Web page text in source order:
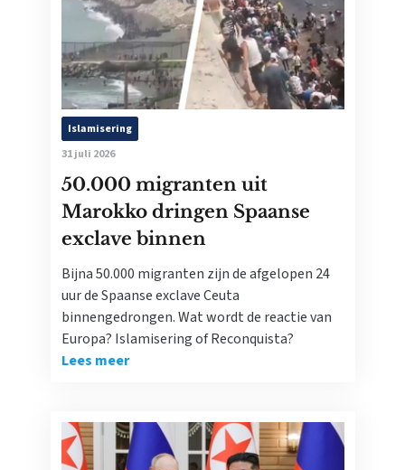
Islamisering
31 juli 2026
50.000 migranten uit
Marokko dringen Spaanse
exclave binnen
Bijna 50.000 migranten zijn de afgelopen 24
uur de Spaanse exclave Ceuta
binnengedrongen. Wat wordt de reactie van
Europa? Islamisering of Reconquista?
Lees meer